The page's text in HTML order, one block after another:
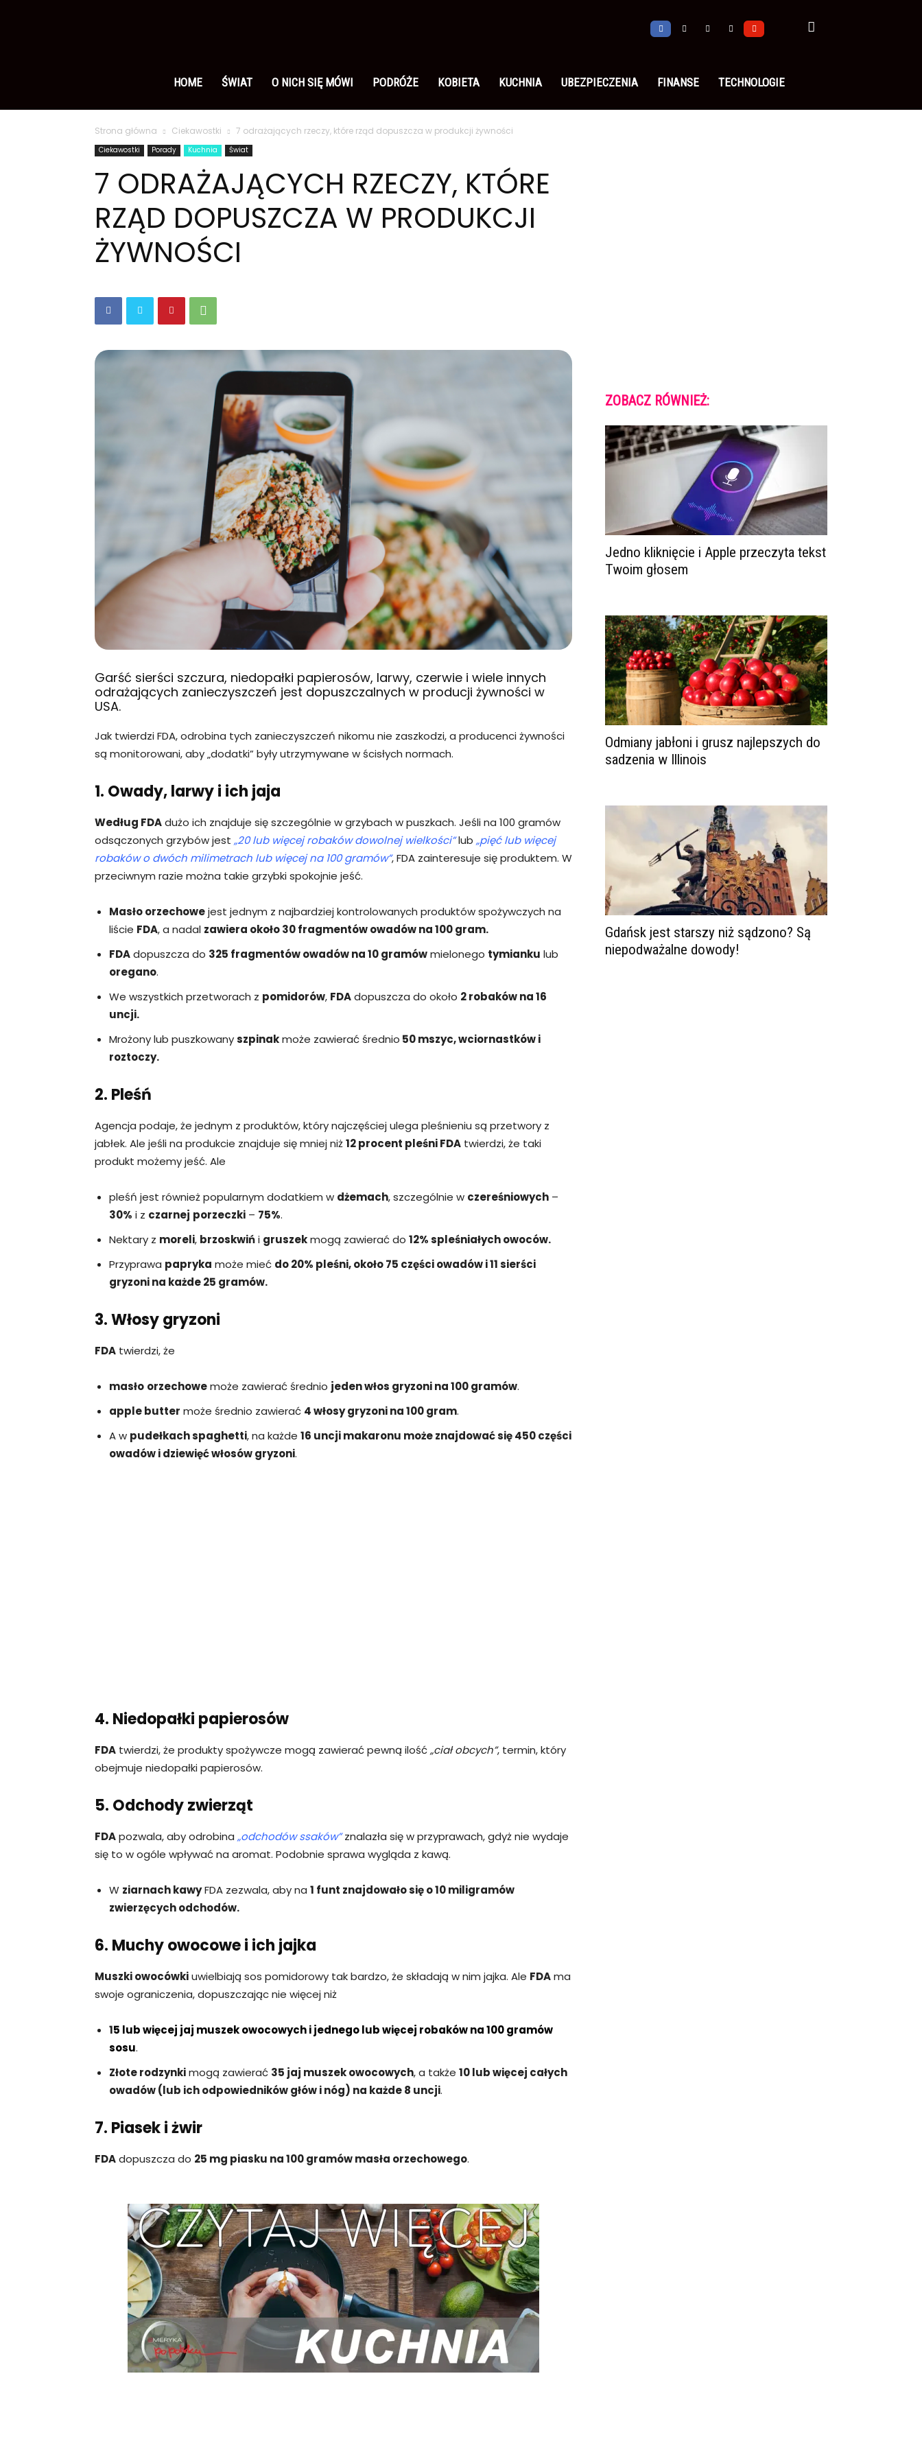
polsku
HOME ŚWIAT O NICH SIĘ MÓWI PODRÓŻE KOBIETA KUCHNIA UBEZPIECZENIA FINANSE TECHNOLOGIE
Strona główna Ciekawostki 7 odrażających rzeczy, które rząd dopuszcza w produkcji żywności
Ciekawostki Porady Kuchnia Świat
7 ODRAŻAJĄCYCH RZECZY, KTÓRE
RZĄD DOPUSZCZA W PRODUKCJI
ŻYWNOŚCI
Garść sierści szczura, niedopałki papierosów, larwy, czerwie i wiele innych
odrażających zanieczyszczeń jest dopuszczalnych w producji żywności w
USA.
Jak twierdzi FDA, odrobina tych zanieczyszczeń nikomu nie zaszkodzi, a producenci żywności
są monitorowani, aby „dodatki” były utrzymywane w ścisłych normach.
1. Owady, larwy i ich jaja
Według FDAdużo ich znajduje się szczególnie w grzybach w puszkach. Jeśli na 100 gramów
odsączonych grzybów jest „20 lub więcej robaków dowolnej wielkości”lub „pięć lub więcej
robaków o dwóch milimetrach lub więcej na 100 gramów”, FDA zainteresuje się produktem. W
przeciwnym razie można takie grzybki spokojnie jeść.
Masło orzechowejest jednym z najbardziej kontrolowanych produktów spożywczych na
liście FDA, a nadal zawiera około 30 fragmentów owadów na 100 gram.
FDAdopuszcza do 325 fragmentów owadów na 10 gramówmielonego tymianku lub
oregano.
We wszystkich przetworach z pomidorów, FDAdopuszcza do około 2 robaków na 16
uncji.
Mrożony lub puszkowanyszpinakmoże zawierać średnio 50 mszyc, wciornastków i
roztoczy.
2. Pleśń
Agencja podaje, że jednym z produktów, który najczęściej ulega pleśnieniu są przetwory z
jabłek. Ale jeśli na produkcie znajduje się mniej niż12 procent pleśni FDA twierdzi, że taki
produkt możemy jeść. Ale
pleśń jest również popularnym dodatkiem w dżemach, szczególnie w czereśniowych –
30% i z czarnej porzeczki – 75%.
Nektary z moreli, brzoskwińi gruszekmogą zawierać do 12% spleśniałych owoców.
Przyprawa papryka może mieć do 20% pleśni, około 75 części owadów i 11 sierści
gryzoni na każde 25 gramów.
3. Włosy gryzoni
FDA twierdzi, że
masło orzechowemoże zawierać średnio jeden włos gryzoni na 100 gramów.
apple butter może średnio zawierać 4 włosy gryzoni na 100 gram.
A w pudełkach spaghetti, na każde 16 uncji makaronu może znajdować się 450 części
owadów i dziewięć włosów gryzoni.
4. Niedopałki papierosów
FDA twierdzi, że produkty spożywcze mogą zawierać pewną ilość„ciał obcych”, termin, który
obejmuje niedopałki papierosów.
5. Odchody zwierząt
FDApozwala, aby odrobina „odchodów ssaków”znalazła się w przyprawach, gdyż nie wydaje
się to w ogóle wpływać na aromat. Podobnie sprawa wygląda z kawą.
W ziarnach kawyFDA zezwala, aby na 1 funt znajdowało się o 10 miligramów
zwierzęcych odchodów.
6. Muchy owocowe i ich jajka
Muszki owocówkiuwielbiają sos pomidorowy tak bardzo, że składają w nim jajka. Ale FDAma
swoje ograniczenia, dopuszczając nie więcej niż
15 lub więcej jaj muszek owocowych i jednego lub więcej robaków na 100 gramów
sosu.
Złote rodzynkimogą zawierać 35 jaj muszek owocowych, a także 10 lub więcej całych
owadów (lub ich odpowiedników głów i nóg) na każde 8 uncji.
7. Piasek i żwir
FDAdopuszcza do 25 mg piasku na 100 gramów masła orzechowego.
ZOBACZ RÓWNIEŻ:
Jedno kliknięcie i Apple przeczyta tekst
Twoim głosem
Odmiany jabłoni i grusz najlepszych do
sadzenia w Illinois
Gdańsk jest starszy niż sądzono? Są
niepodważalne dowody!